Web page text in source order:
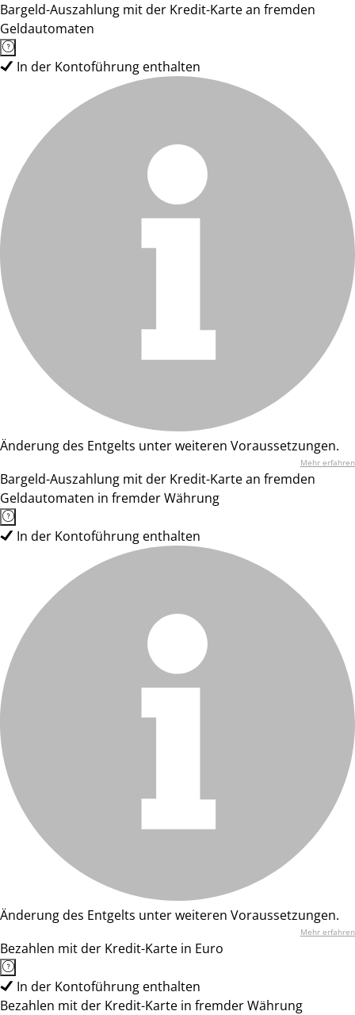
Bargeld-Auszahlung mit der Kredit-Karte an fremden
Geldautomaten
In der Kontoführung enthalten
Änderung des Entgelts unter weiteren Voraussetzungen.
Mehr erfahren
Bargeld-Auszahlung mit der Kredit-Karte an fremden
Geldautomaten in fremder Währung
In der Kontoführung enthalten
Änderung des Entgelts unter weiteren Voraussetzungen.
Mehr erfahren
Bezahlen mit der Kredit-Karte in Euro
In der Kontoführung enthalten
Bezahlen mit der Kredit-Karte in fremder Währung